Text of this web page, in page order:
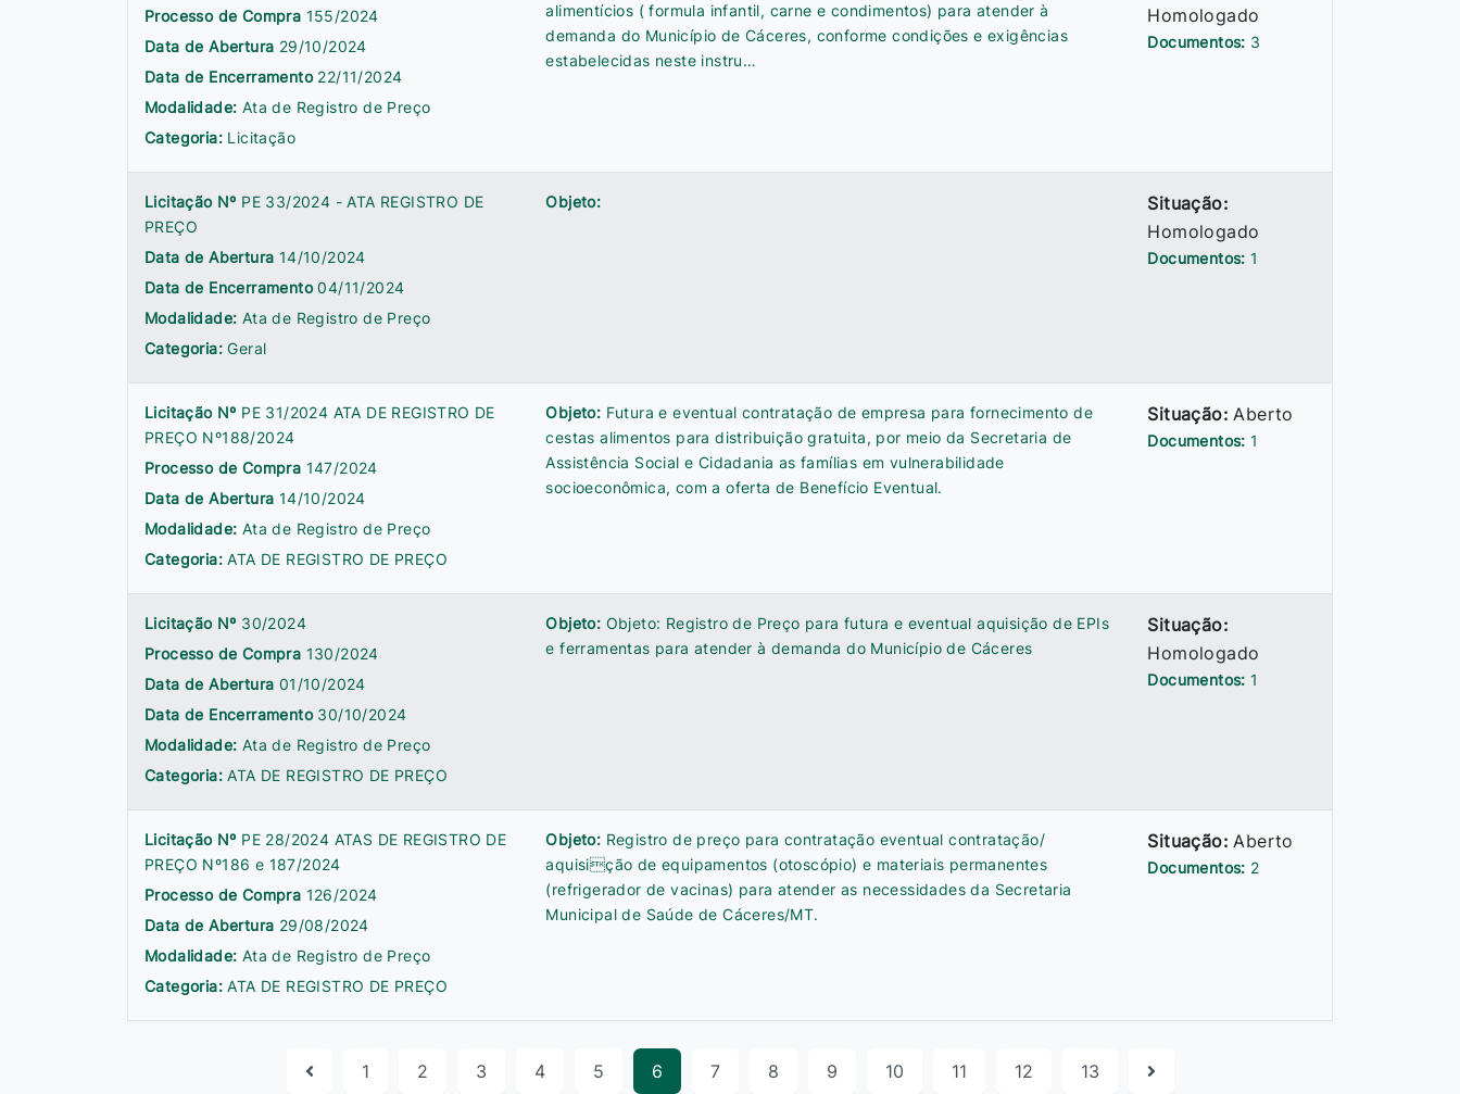
Processo de Compra 155/2024
Data de Abertura 29/10/2024
Data de Encerramento 22/11/2024
Modalidade: Ata de Registro de Preço
Categoria: Licitação
alimentícios ( formula infantil, carne e condimentos) para atender à
demanda do Município de Cáceres, conforme condições e exigências
estabelecidas neste instru…
Homologado
Documentos: 3
Licitação Nº PE 33/2024 - ATA REGISTRO DE
PREÇO
Data de Abertura 14/10/2024
Data de Encerramento04/11/2024
Modalidade: Ata de Registro de Preço
Categoria:Geral
Objeto:
Situação:
Homologado
Documentos: 1
Licitação Nº PE 31/2024 ATA DE REGISTRO DE
PREÇO Nº188/2024
Processo de Compra 147/2024
Data de Abertura 14/10/2024
Modalidade: Ata de Registro de Preço
Categoria:ATA DE REGISTRO DE PREÇO
Objeto: Futura e eventual contratação de empresa para fornecimento de
cestas alimentos para distribuição gratuita, por meio da Secretaria de
Assistência Social e Cidadania as famílias em vulnerabilidade
socioeconômica, com a oferta de Benefício Eventual.
Situação:Aberto
Documentos:1
Licitação Nº 30/2024
Processo de Compra 130/2024
Data de Abertura 01/10/2024
Data de Encerramento 30/10/2024
Modalidade: Ata de Registro de Preço
Categoria:ATA DE REGISTRO DE PREÇO
Objeto: Objeto: Registro de Preço para futura e eventual aquisição de EPIs
e ferramentas para atender à demanda do Município de Cáceres
Situação:
Homologado
Documentos: 1
Licitação Nº PE 28/2024 ATAS DE REGISTRO DE
PREÇO Nº186 e 187/2024
Processo de Compra 126/2024
Data de Abertura 29/08/2024
Modalidade: Ata de Registro de Preço
Categoria:ATA DE REGISTRO DE PREÇO
Objeto: Registro de preço para contratação eventual contratação/
aquisição de equipamentos (otoscópio) e materiais permanentes
(refrigerador de vacinas) para atender as necessidades da Secretaria
Municipal de Saúde de Cáceres/MT.
Situação:Aberto
Documentos: 2
1 2 3 4 5 6 7 8 9 10 11 12 13